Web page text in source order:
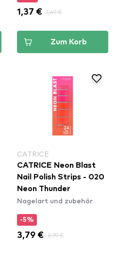
1,37 € 1,49 €
Zum Korb
CATRICE
CATRICE Neon Blast
Nail Polish Strips - 020
Neon Thunder
Nagelart und zubehör
-5%
3,79 € 3,99 €